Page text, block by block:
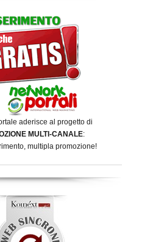
aderisce al progetto di
MULTI-CANALE:
multipla promozione!